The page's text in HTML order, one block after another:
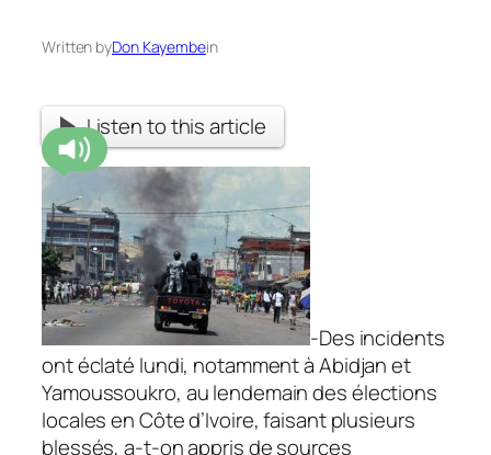
Written byDon Kayembein
Listen to this article
-Des incidents
ont éclaté lundi, notamment à Abidjan et
Yamoussoukro, au lendemain des élections
locales en Côte d’Ivoire, faisant plusieurs
blessés, a-t-on appris de sources